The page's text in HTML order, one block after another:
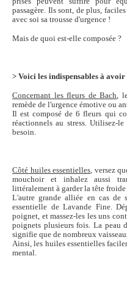
passagère. Ils sont, de plus,
avec soi sa trousse d'urgence !
Mais de quoi est-elle composée ?
> Voici les indispensables à
Concernant les fleurs de Bach,
remède de l'urgence émotive ou
Il est composé de 6 fleurs qui
réactionnels au stress. Utilisez-
besoin.
Côté huiles essentielles, versez
mouchoir et inhalez aussi
littéralement à garder la tête froide
L'autre grande alliée en cas de
essentielle de Lavande Fine.
poignet, et massez-les les uns
poignets plusieurs fois. La peau
signifie que de nombreux
Ainsi, les huiles essentielles
mental.